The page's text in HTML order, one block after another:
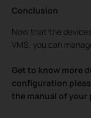
Conclusion
Now that the
VMS, you can
Get to know more
configuration
the manual of your